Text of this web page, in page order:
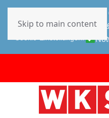
Diese Website
Datenschutz-
Skip to main content